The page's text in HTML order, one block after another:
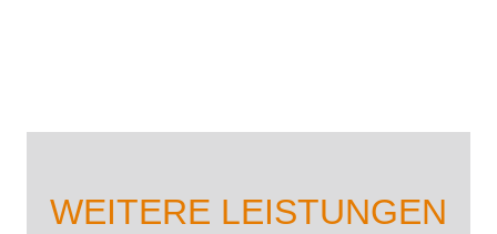
WEITERE LEISTUNGEN